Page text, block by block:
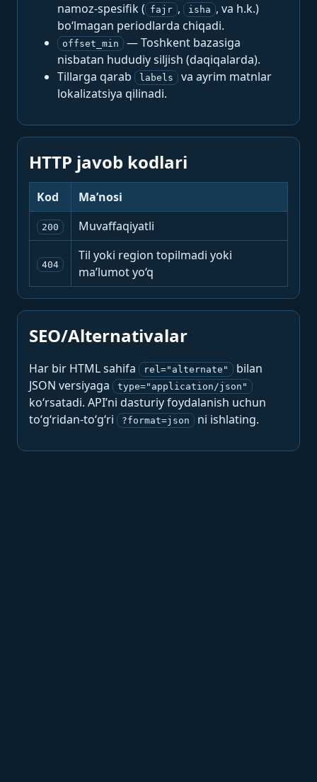
namoz-spesifik ( fajr , isha , va h.k.)
bo‘lmagan periodlarda chiqadi.
offset_min
— Toshkent bazasiga
nisbatan hududiy siljish (daqiqalarda).
Tillarga qarab
labels
va ayrim matnlar
lokalizatsiya qilinadi.
HTTP javob kodlari
Kod Ma’nosi
200 Muvaffaqiyatli
404
Til yoki region topilmadi yoki
ma’lumot yo‘q
SEO/Alternativalar
Har bir HTML sahifa rel="alternate"
bilan
JSON versiyaga
type="application/json"
ko‘rsatadi. API’ni dasturiy foydalanish uchun
to‘g‘ridan-to‘g‘ri
?format=json ni ishlating.